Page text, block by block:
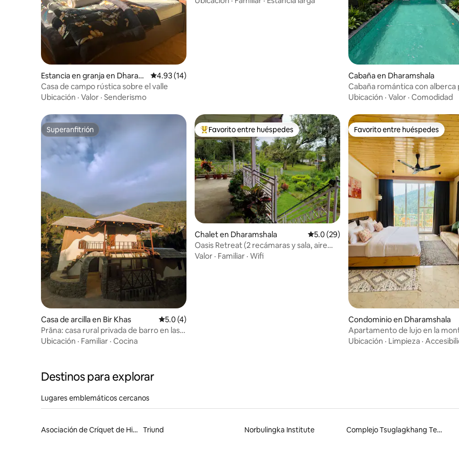
Estancia en granja en Dharam
shala
Calificación promedio: 4.93 de 5; 14 evaluaciones
4.93 (14)
Casa de campo rústica sobre el valle
Ubicación · Valor · Senderismo
Cabaña en Dharamshala
Cabaña romántica con alberca
The Maple House
Ubicación · Valor · Comodidad
Superanfitrión
Superanfitrión
Casa de arcilla en Bir Khas Calificación promedio: 5.0 de 5; 4 evaluaciones
5.0 (4)
Prāna: casa rural privada de barro en las
montañas
Ubicación · Familiar · Cocina
De los mejores en Favorito entre huéspedes
Favorito entre huéspedes
Chalet en Dharamshala Calificación promedio: 5.0 de 5; 29
5.0 (29)
Oasis Retreat (2 recámaras y sala, aire
acondicionado, vegetación y tranquilidad
Valor · Familiar · Wifi
Favorito entre huéspedes
Favorito entre huéspedes
Condominio en Dharamshala
Apartamento de lujo en la
Oaknest | Dharamkot
Ubicación · Limpieza ·
Destinos para explorar
Lugares emblemáticos cercanos
Asociación de Críquet de Himachal Pradesh Triund Norbulingka Institute Complejo Tsuglagkhang Templo del Dalai Lama